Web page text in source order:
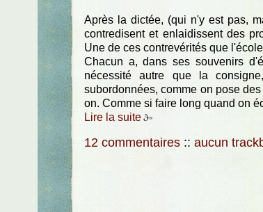
Après la dictée, (qui n'y est pas,
contredisent et enlaidissent des
Une de ces contrevérités que
Chacun a, dans ses souvenirs
nécessité autre que la
subordonnées, comme on pose
on. Comme si faire long quand on
Lire la suite
12 commentaires :: aucun